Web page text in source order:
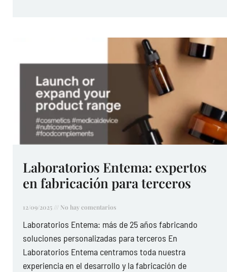
Laboratorios Entema: expertos
en fabricación para terceros
12/09/2025 No hay comentarios
Laboratorios Entema: más de 25 años fabricando
soluciones personalizadas para terceros En
Laboratorios Entema centramos toda nuestra
experiencia en el desarrollo y la fabricación de